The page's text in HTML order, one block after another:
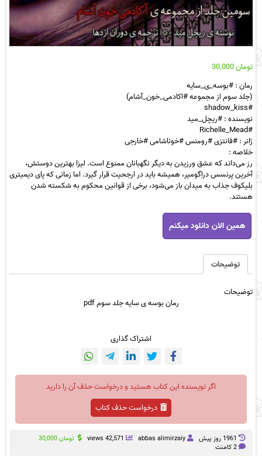
تومان30,000
رمان : #بوسه_ی_سایه
(جلد سوم از مجموعه #اکادمی_خون_آشام)
#shadow_kiss
نویسنده : #ریچل_مید
#Richelle_Mead
ژانر : #فانتزی #رومنس #خوناشامی #خارجی
خلاصه :
رز می‌داند که عشق ورزیدن به دیگر نگهبانان ممنوع است. لیزا بهترین دوستش،
آخرین پرنسس دراگومیر، همیشه باید در ارجحیت قرار گیرد. اما زمانی که پای دیمیتری
بلیکوف جذاب به میدان باز می‌شود، برخی از قوانین محکوم به شکسته شدن
هستند.
رمان
بوسه
ی
جلد
سوم
عدد
همین الان دانلود میکنم
توضیحات
توضیحات
رمان بوسه ی سایه جلد سوم pdf
اشتراک گذاری
اگر نویسنده این کتاب هستید و درخواست حذف آن را دارید
درخواست حذف کتاب
1961 روز پيش abbas alimirzaiy
42,571 views تومان30,000
2 کامنت